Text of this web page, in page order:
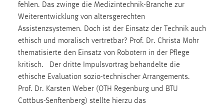
fehlen. Das zwinge die Medizintechnik-Branche zur
Weiterentwicklung von altersgerechten
Assistenzsystemen. Doch ist der Einsatz der Technik auch
ethisch und moralisch vertretbar? Prof. Dr. Christa Mohr
thematisierte den Einsatz von Robotern in der Pflege
kritisch. Der dritte Impulsvortrag behandelte die
ethische Evaluation sozio-technischer Arrangements.
Prof. Dr. Karsten Weber (OTH Regenburg und BTU
Cottbus-Senftenberg) stellte hierzu das
Zweck:
Wird benötigt um die Chatfunktion nutzen zu können.
Cookie Laufzeit:
5e9dbeb1811c0446 = Sitzungslaufzeit, mibew_locale = 3
Jahre, MIBEW_UserID = 1 Jahr
Login